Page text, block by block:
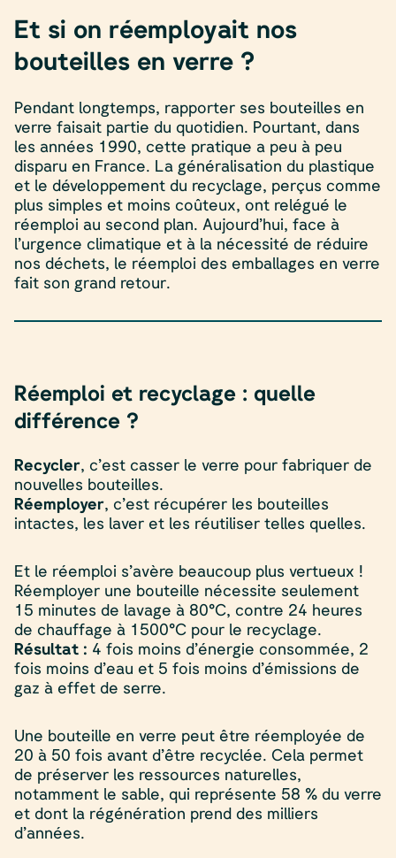
Et si on réemployait nos
bouteilles en verre ?
Pendant longtemps, rapporter ses bouteilles en
verre faisait partie du quotidien. Pourtant, dans
les années 1990, cette pratique a peu à peu
disparu en France. La généralisation du plastique
et le développement du recyclage, perçus comme
plus simples et moins coûteux, ont relégué le
réemploi au second plan. Aujourd’hui, face à
l’urgence climatique et à la nécessité de réduire
nos déchets, le réemploi des emballages en verre
fait son grand retour.
Réemploi et recyclage : quelle
différence ?
Recycler, c’est casser le verre pour fabriquer de
nouvelles bouteilles.
Réemployer, c’est récupérer les bouteilles
intactes, les laver et les réutiliser telles quelles.
Et le réemploi s’avère beaucoup plus vertueux !
Réemployer une bouteille nécessite seulement
15 minutes de lavage à 80°C, contre 24 heures
de chauffage à 1500°C pour le recyclage.
Résultat : 4 fois moins d’énergie consommée, 2
fois moins d’eau et 5 fois moins d’émissions de
gaz à effet de serre.
Une bouteille en verre peut être réemployée de
20 à 50 fois avant d’être recyclée. Cela permet
de préserver les ressources naturelles,
notamment le sable, qui représente 58 % du verre
et dont la régénération prend des milliers
d’années.